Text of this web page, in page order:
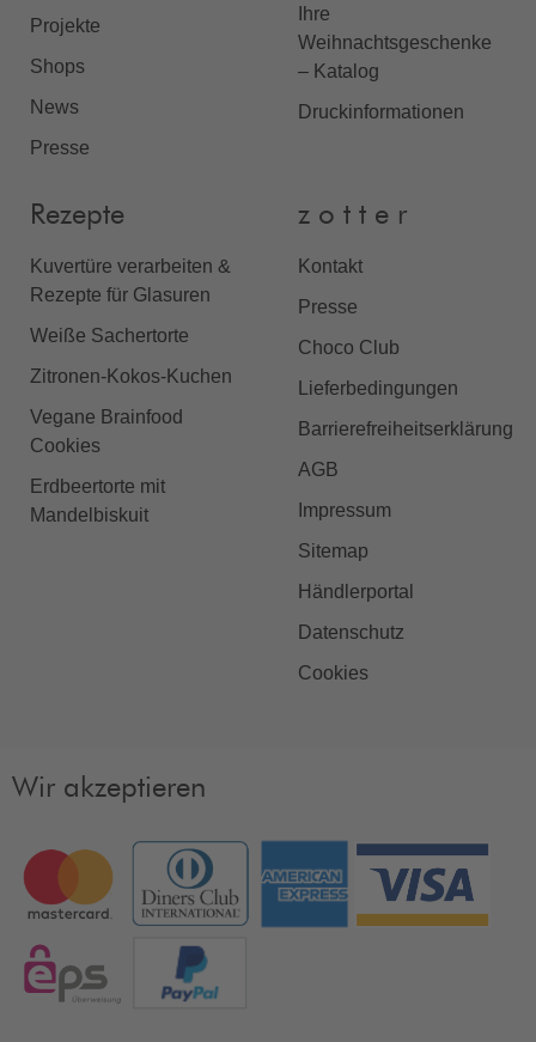
Projekte
Shops
News
Presse
Ihre
Weihnachtsgeschenke
– Katalog
Druckinformationen
Rezepte
Kuvertüre verarbeiten &
Rezepte für Glasuren
Weiße Sachertorte
Zitronen-Kokos-Kuchen
Vegane Brainfood
Cookies
Erdbeertorte mit
Mandelbiskuit
z o t t e r
Kontakt
Presse
Choco Club
Lieferbedingungen
Barrierefreiheitserklärung
AGB
Impressum
Sitemap
Händlerportal
Datenschutz
Cookies
Wir akzeptieren